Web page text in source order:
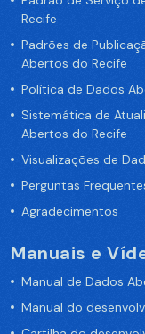
Recife
Padrões de
Abertos do Recife
Política de Dados
Sistemática de
Abertos do Recife
Visualizações de
Perguntas
Agradecimentos
Manuais e
Manual de Dados
Manual do